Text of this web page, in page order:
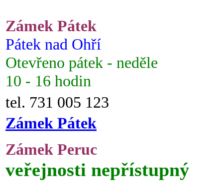
Zámek Pátek
Pátek nad Ohří
Otevřeno pátek - neděle
10 - 16 hodin
tel. 731 005 123
Zámek Pátek
Zámek Peruc
veřejnosti nepřístupný